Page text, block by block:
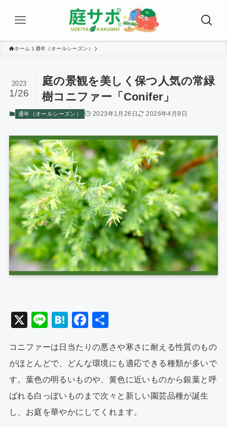
ホーム 通年（オールシーズン）
庭の景観を美しく保つ人気の常緑
樹コニファー「Conifer」
2023
1/26
通年（オールシーズン） 2023年1月26日 2026年4月9日
X Li
e
H
e
n
a
F
c
e
b
o
o
共
コニファーは日当たりの悪さや寒さに耐える性質のもの
がほとんどで、どんな環境にも適応できる種類が多いで
す。葉色の明るいものや、黄色に近いものから銀葉と呼
ばれる白っぽいものまで次々と新しい園芸品種が誕生
し、お庭を華やかにしてくれます。